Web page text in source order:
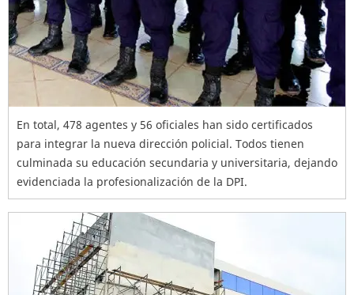
En total, 478 agentes y 56 oficiales han sido certificados
para integrar la nueva dirección policial. Todos tienen
culminada su educación secundaria y universitaria, dejando
evidenciada la profesionalización de la DPI.